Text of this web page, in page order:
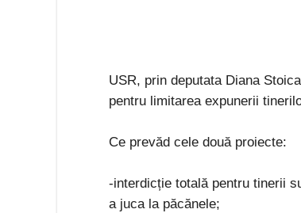
USR, prin deputata Diana
pentru limitarea expunerii
Ce prevăd cele două proiecte:
-interdicție totală pentru tinerii
a juca la păcănele;